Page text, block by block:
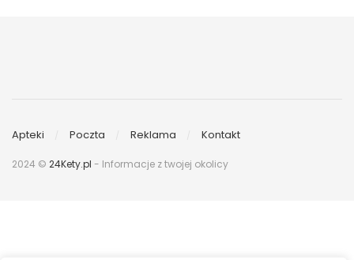
Apteki Poczta Reklama Kontakt
2024 © 24Kety.pl - Informacje z twojej okolicy